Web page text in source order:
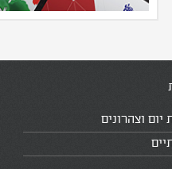
יום וצהרונים